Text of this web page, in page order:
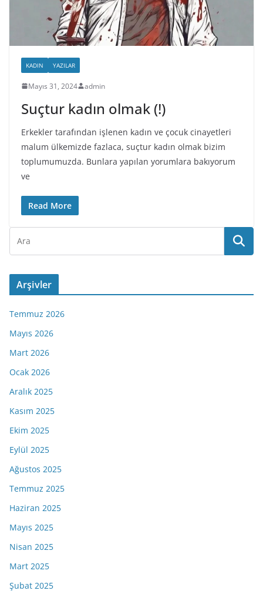
KADIN YAZILAR
Mayıs 31, 2024 admin
Suçtur kadın olmak (!)
Erkekler tarafından işlenen kadın ve çocuk cinayetleri
malum ülkemizde fazlaca, suçtur kadın olmak bizim
toplumumuzda. Bunlara yapılan yorumlara bakıyorum
ve
Read More
Arşivler
Temmuz 2026
Mayıs 2026
Mart 2026
Ocak 2026
Aralık 2025
Kasım 2025
Ekim 2025
Eylül 2025
Ağustos 2025
Temmuz 2025
Haziran 2025
Mayıs 2025
Nisan 2025
Mart 2025
Şubat 2025